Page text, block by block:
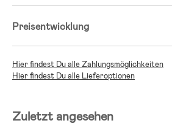
Preisentwicklung
Hier findest Du alle Zahlungsmöglichkeiten
Hier findest Du alle Lieferoptionen
Zuletzt angesehen